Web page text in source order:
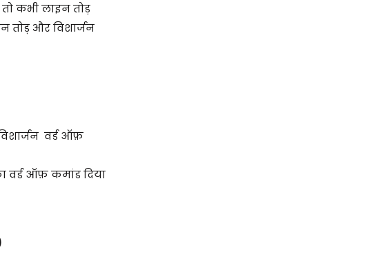
कभी लाइन तोड़
तोड़ और विशार्जन
वर्ड ऑफ़
वर्ड ऑफ़ कमांड दिया